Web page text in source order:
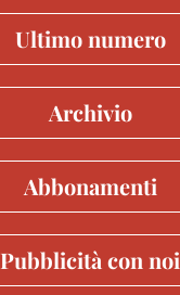
Ultimo numero
Archivio
Abbonamenti
Pubblicità con noi